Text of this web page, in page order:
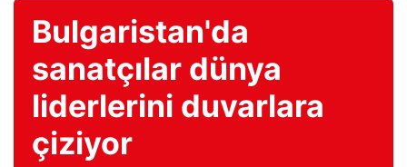
Bulgaristan'da
sanatçılar dünya
liderlerini duvarlara
çiziyor